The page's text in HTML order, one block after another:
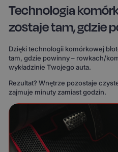
Technologia
zostaje tam, gdzie
Dzięki technologii komórkowej
tam, gdzie powinny – rowkach/
wykładzinie Twojego auta.
Rezultat? Wnętrze pozostaje
zajmuje minuty zamiast godzin.